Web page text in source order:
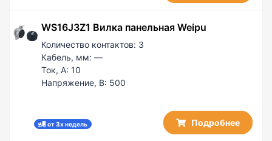
WS16J3Z1 Вилка панельная Weipu
Количество контактов: 3
Кабель, мм: —
Ток, А: 10
Напряжение, В: 500
от 3х недель Подробнее